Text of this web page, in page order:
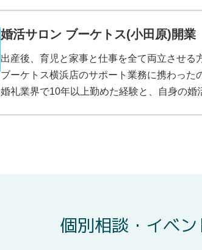
婚活サロン ブーケトス(小田原)開業
出産後、育児と家事と仕事を全て両立させる
ブーケトス横浜店のサポート業務に携わった
婚礼業界で10年以上勤めた経験と、自身の婚
個別相談・イベ